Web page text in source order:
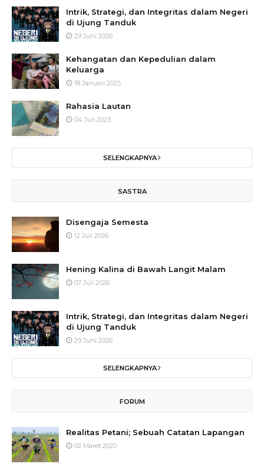
Intrik, Strategi, dan Integritas dalam Negeri
di Ujung Tanduk
29 Juni 2026
Kehangatan dan Kepedulian dalam
Keluarga
18 Januari 2025
Rahasia Lautan
04 Juli 2023
SELENGKAPNYA
SASTRA
Disengaja Semesta
12 Juli 2026
Hening Kalina di Bawah Langit Malam
07 Juli 2026
Intrik, Strategi, dan Integritas dalam Negeri
di Ujung Tanduk
29 Juni 2026
SELENGKAPNYA
FORUM
Realitas Petani; Sebuah Catatan Lapangan
02 Maret 2020